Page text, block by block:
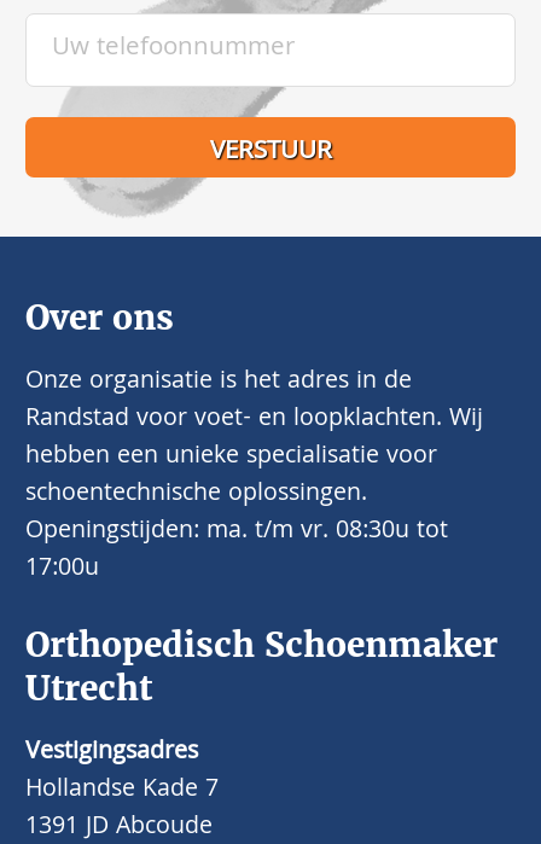
Orthopedisch Schoenmaker
Utrecht
Vestigingsadres
Hollandse Kade 7
1391 JD Abcoude
Over ons
Onze organisatie is het adres in de
Randstad voor voet- en loopklachten. Wij
hebben een unieke specialisatie voor
schoentechnische oplossingen.
Openingstijden: ma. t/m vr. 08:30u tot
17:00u